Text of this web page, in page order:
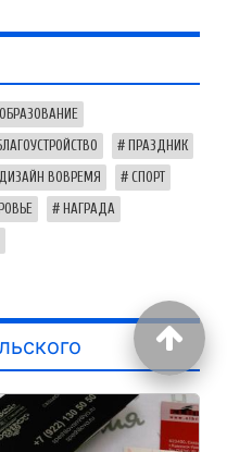
ОБРАЗОВАНИЕ
ПРАЗДНИК
ДИЗАЙН ВОВРЕМЯ СПОРТ
НАГРАДА